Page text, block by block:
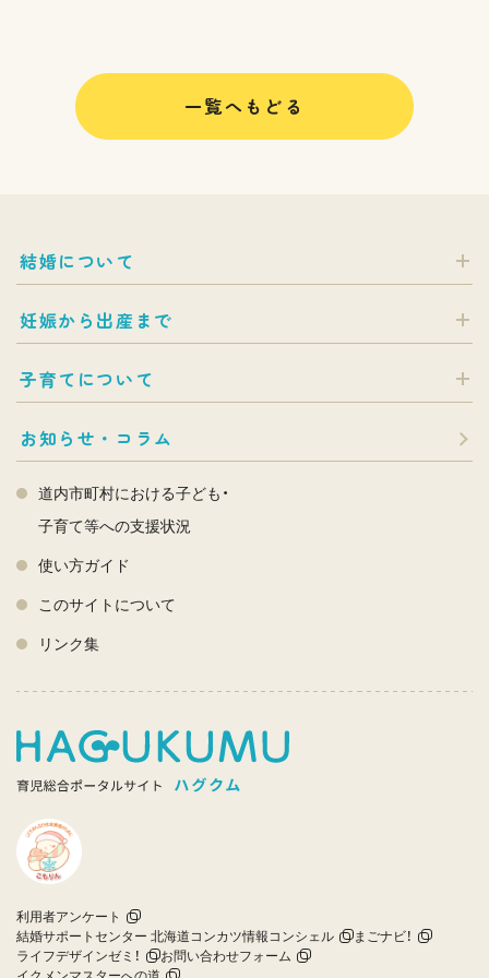
一覧へもどる
結婚について
妊娠から出産まで
子育てについて
お知らせ・コラム
道内市町村における子ども・
子育て等への支援状況
使い方ガイド
このサイトについて
リンク集
利用者アンケート
結婚サポートセンター 北海道コンカツ情報コンシェル
まごナビ！
ライフデザインゼミ！
お問い合わせフォーム